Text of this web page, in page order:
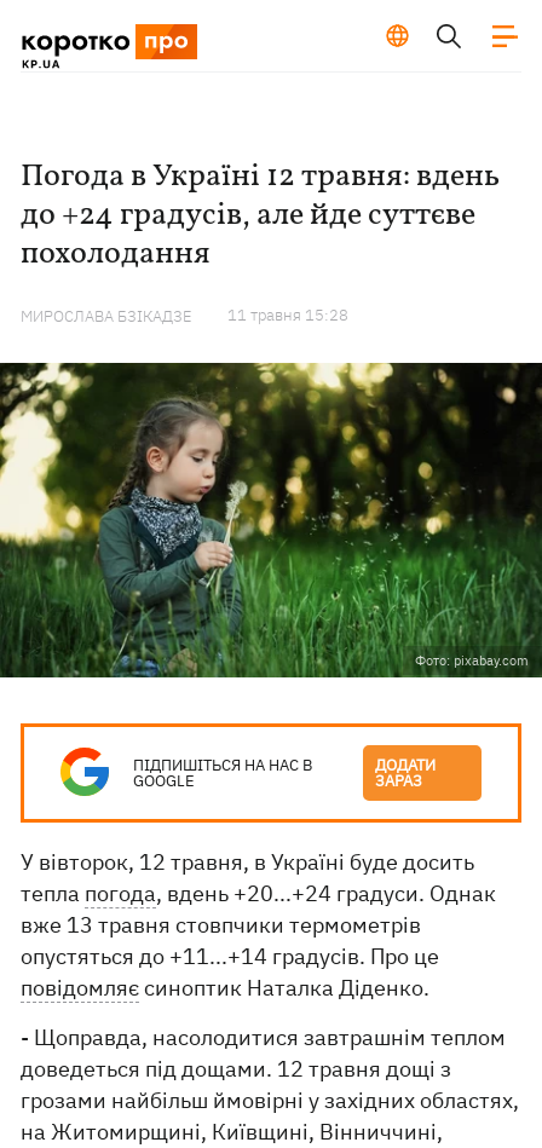
Погода в Україні 12 травня: вдень
до +24 градусів, але йде суттєве
похолодання
МИРОСЛАВА БЗІКАДЗЕ 11 травня 15:28
Фото: pixabay.com
ПІДПИШІТЬСЯ НА НАС В
GOOGLE
ДОДАТИ
ЗАРАЗ
У вівторок, 12 травня, в Україні буде досить
тепла погода, вдень +20...+24 градуси. Однак
вже 13 травня стовпчики термометрів
опустяться до +11...+14 градусів. Про це
повідомляєсиноптик Наталка Діденко.
- Щоправда, насолодитися завтрашнім теплом
доведеться під дощами. 12 травня дощі з
грозами найбільш ймовірні у західних областях,
на Житомирщині, Київщині, Вінниччині,